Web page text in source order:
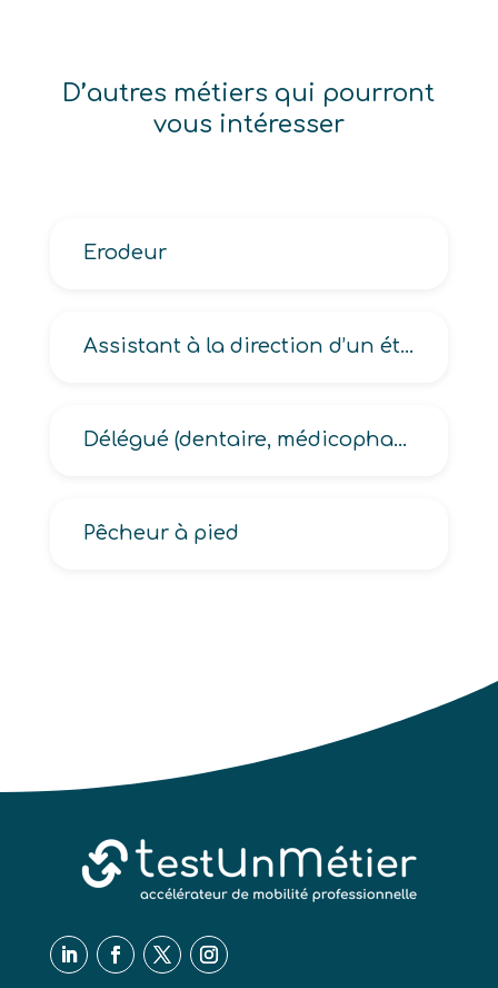
D’autres métiers qui pourront
vous intéresser
Erodeur
Assistant à la direction d’un établissement hôtelier, d’un restaurant
Délégué (dentaire, médicopharmaceutique, pharmaceutique, vétérinaire, médical, médical hospitalier)
Pêcheur à pied